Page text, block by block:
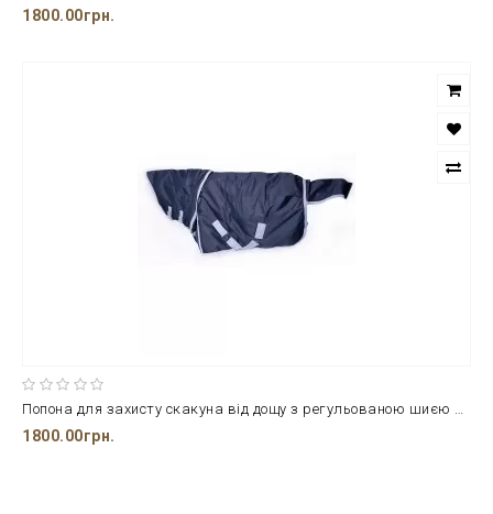
1800.00грн.
1800.00грн.